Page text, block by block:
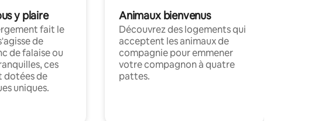
y plaire
fait le
de
de falaise ou
ces
dotées de
uniques.
Animaux bienvenus
Découvrez des logements qui
acceptent les animaux de
compagnie pour emmener
votre compagnon à quatre
pattes.